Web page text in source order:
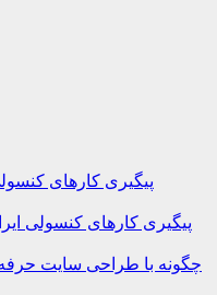
پیگیری کارهای کنسولی